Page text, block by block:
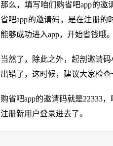
那么，填写咱们购省吧app的
省吧app的邀请码，是在注册的
能够成功进入app，开始省钱哦。
当然了，除此之外，起剖邀请
出错了，这时候，建议大家检
购省吧app的邀请码就是22333
注册新用户登录进去了。